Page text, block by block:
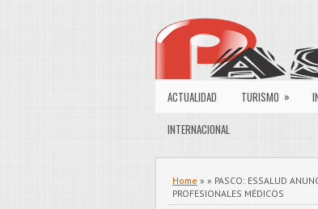
ACTUALIDAD TURISMO »
INTERNACIONAL
Home » » PASCO: ESSALUD
PROFESIONALES MÉDICOS